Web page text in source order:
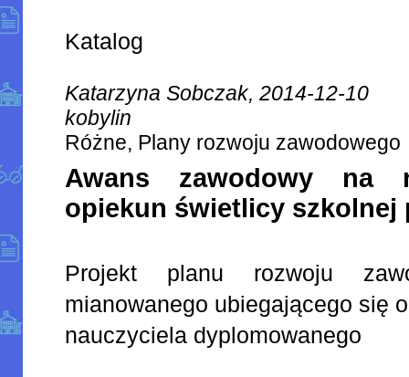
Katalog
Katarzyna Sobczak, 2014-12-10
kobylin
Różne, Plany rozwoju zawodowego
Awans zawodowy na
opiekun świetlicy szkolnej
Projekt planu rozwoju
mianowanego ubiegającego się
nauczyciela dyplomowanego